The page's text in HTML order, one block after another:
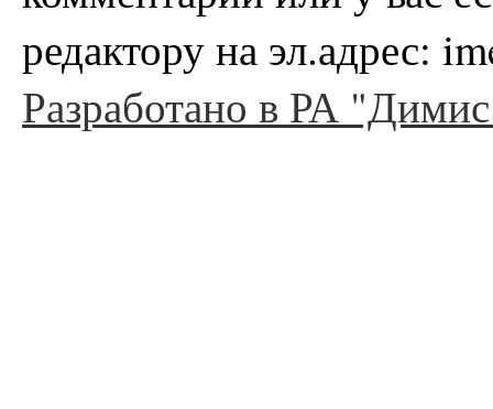
редактору на эл.адрес:
Разработано в РА